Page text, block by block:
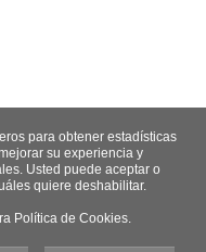
para obtener estadísticas
su experiencia y
Usted puede aceptar o
quiere deshabilitar.
Política de Cookies.